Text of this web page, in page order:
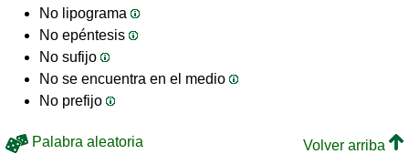
No lipograma
No epéntesis
No sufijo
No se encuentra en el medio
No prefijo
Palabra aleatoria
Volver arriba